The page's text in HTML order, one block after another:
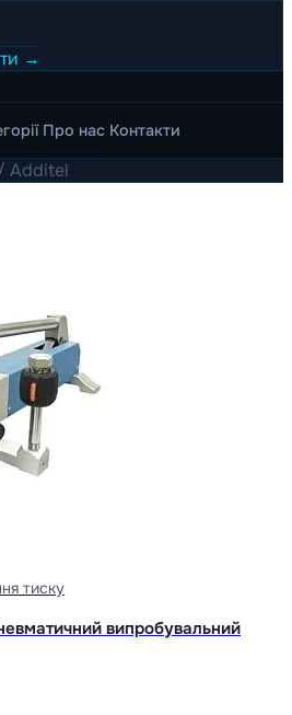
→
Про нас Контакти
Additel
тиску
випробувальний